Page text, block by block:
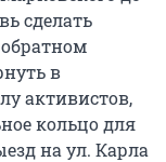
сделать
в
активистов,
кольцо для
на ул. Карла